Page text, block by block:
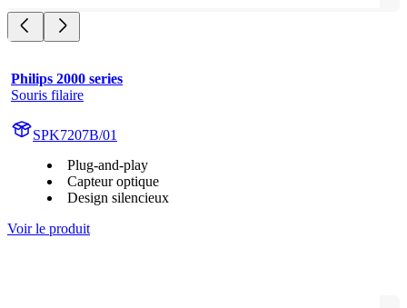
Philips 2000 series
Souris filaire
SPK7207B/01
Plug-and-play
Capteur optique
Design silencieux
Voir le produit